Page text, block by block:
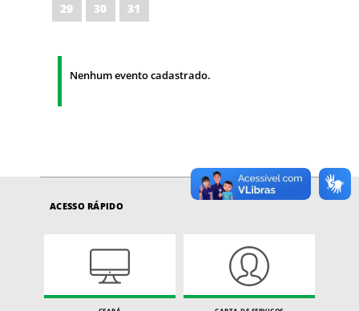
29
30 31
Nenhum evento cadastrado.
ACESSO RÁPIDO